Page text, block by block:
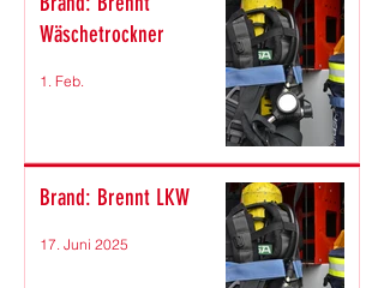
Wäschetrockner
1. Feb.
Brand: Brennt LKW
17. Juni 2025